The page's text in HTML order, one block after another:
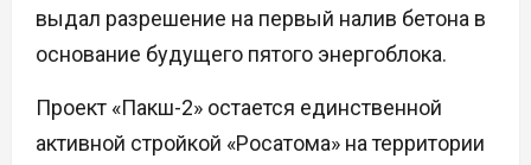
выдал разрешение на первый налив бетона в
основание будущего пятого энергоблока.
Проект «Пакш-2» остается единственной
активной стройкой «Росатома» на территории